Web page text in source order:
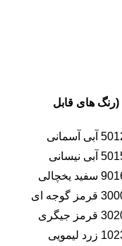
(رنگ های قابل